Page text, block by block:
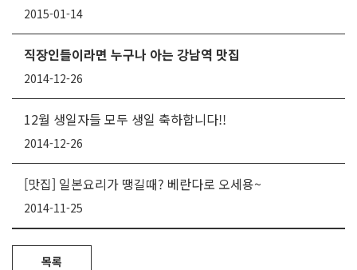
2015-01-14
직장인들이라면 누구나 아는 강남역 맛집
2014-12-26
12월 생일자들 모두 생일 축하합니다!!
2014-12-26
[맛집] 일본요리가 땡길때? 베란다로 오세용~
2014-11-25
목록